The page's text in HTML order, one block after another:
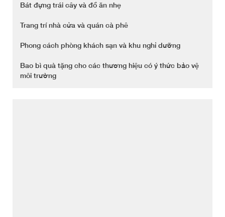
Bát đựng trái cây và đồ ăn nhẹ
Trang trí nhà cửa và quán cà phê
Phong cách phòng khách sạn và khu nghỉ dưỡng
Bao bì quà tặng cho các thương hiệu có ý thức bảo vệ
môi trường